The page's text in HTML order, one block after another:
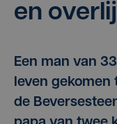
en
Een man van
leven gekomen
de